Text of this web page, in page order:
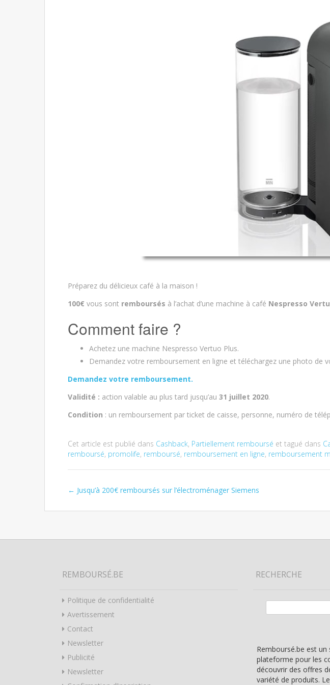
Préparez du délicieux café à la maison !
100€ vous sont remboursés à l’achat d’une machine à café Nespresso
Comment faire ?
Achetez une machine Nespresso Vertuo Plus.
Demandez votre remboursement en ligne et téléchargez une photo de
Demandez votre remboursement.
Validité : action valable au plus tard jusqu’au 31 juillet 2020.
Condition : un remboursement par ticket de caisse, personne, numéro de
Cet article est publié dans Cashback, Partiellement remboursé et tagué dans
remboursé, promolife, remboursé, remboursement en ligne, remboursement
Post navigation
← Jusqu’à 200€ remboursés sur l’électroménager Siemens
REMBOURSÉ.BE
Politique de confidentialité
Avertissement
Contact
Newsletter
Publicité
Newsletter
RECHERCHE
Remboursé.be est
plateforme pour les
découvrir des offres
variété de produits.